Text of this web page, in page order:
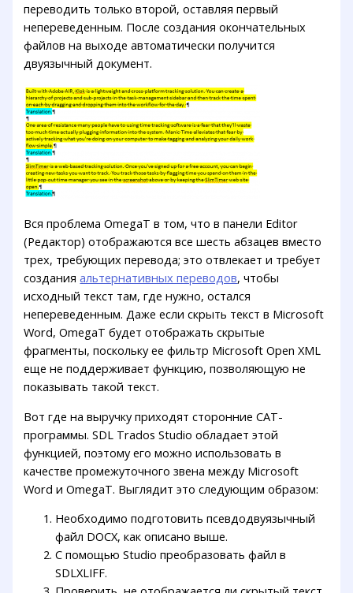
переводить только второй, оставляя первый
непереведенным. После создания окончательных
файлов на выходе автоматически получится
двуязычный документ.
Вся проблема OmegaT в том, что в панели Editor
(Редактор) отображаются все шесть абзацев вместо
трех, требующих перевода; это отвлекает и требует
созданияальтернативных переводов, чтобы
исходный текст там, где нужно, остался
непереведенным. Даже если скрыть текст в Microsoft
Word, OmegaT будет отображать скрытые
фрагменты, поскольку ее фильтр Microsoft Open XML
еще не поддерживает функцию, позволяющую не
показывать такой текст.
Вот где на выручку приходят сторонние CAT-
программы. SDL Trados Studio обладает этой
функцией, поэтому его можно использовать в
качестве промежуточного звена между Microsoft
Word и OmegaT. Выглядит это следующим образом:
Необходимо подготовить псевдодвуязычный
файл DOCX, как описано выше.
С помощью Studio преобразовать файл в
SDLXLIFF.